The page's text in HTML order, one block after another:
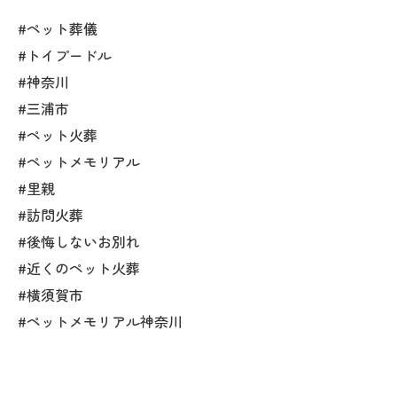
#ペット葬儀
#トイプードル
#神奈川
#三浦市
#ペット火葬
#ペットメモリアル
#里親
#訪問火葬
#後悔しないお別れ
#近くのペット火葬
#横須賀市
#ペットメモリアル神奈川